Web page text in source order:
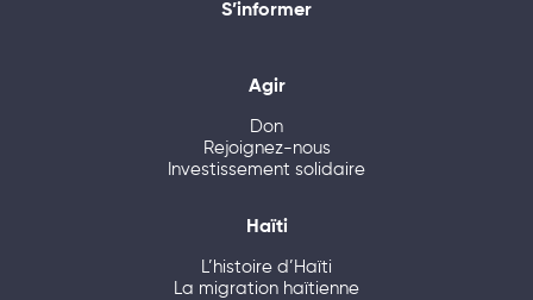
S’informer
Agir
Don
Rejoignez-nous
Investissement solidaire
Haïti
L’histoire d’Haïti
La migration haïtienne